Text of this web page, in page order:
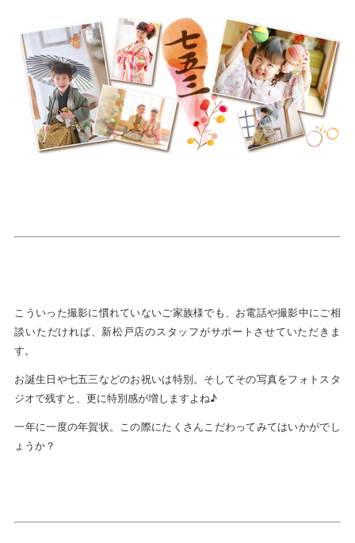
こういった撮影に慣れていないご家族様でも、お電話や撮影中にご相
談いただければ、新松戸店のスタッフがサポートさせていただきま
す。
お誕生日や七五三などのお祝いは特別。そしてその写真をフォトスタ
ジオで残すと、更に特別感が増しますよね♪
一年に一度の年賀状。この際にたくさんこだわってみてはいかがでし
ょうか？